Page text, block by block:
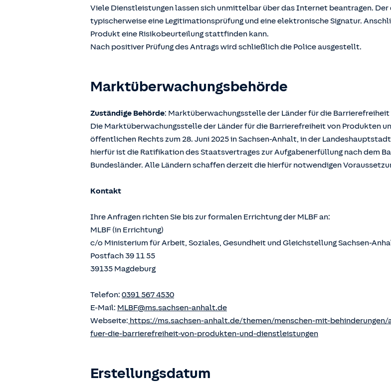
Viele Dienstleistungen lassen sich unmittelbar über das Internet beantragen.
typischerweise eine Legitimationsprüfung und eine elektronische Signatur.
Produkt eine Risikobeurteilung stattfinden kann.
Nach positiver Prüfung des Antrags wird schließlich die Police ausgestellt.
Marktüberwachungsbehörde
Zuständige Behörde: Marktüberwachungsstelle der Länder für die
Die Marktüberwachungsstelle der Länder für die Barrierefreiheit von Produkten
öffentlichen Rechts zum 28. Juni 2025 in Sachsen-Anhalt, in der
hierfür ist die Ratifikation des Staatsvertrages zur Aufgabenerfüllung nach dem
Bundesländer. Alle Ländern schaffen derzeit die hierfür notwendigen
Kontakt
Ihre Anfragen richten Sie bis zur formalen Errichtung der MLBF an:
MLBF (in Errichtung)
c/o Ministerium für Arbeit, Soziales, Gesundheit und Gleichstellung Sachsen-
Postfach 39 11 55
39135 Magdeburg
Telefon: 0391 567 4530
E-Mail: MLBF@ms.sachsen-anhalt.de
Webseite: https://ms.sachsen-anhalt.de/themen/menschen-mit-
fuer-die-barrierefreiheit-von-produkten-und-dienstleistungen
Erstellungsdatum